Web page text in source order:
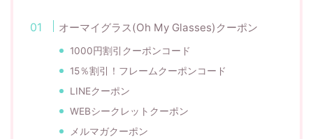
オーマイグラス(Oh My Glasses)クーポン
1000円割引クーポンコード
15％割引！フレームクーポンコード
LINEクーポン
WEBシークレットクーポン
メルマガクーポン